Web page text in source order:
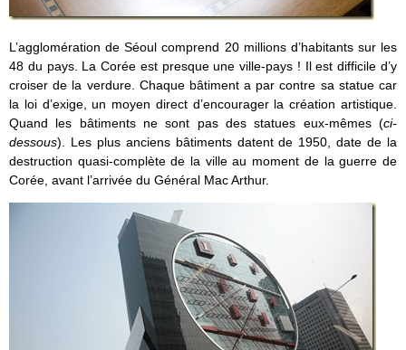
L’agglomération de Séoul comprend 20 millions d’habitants sur les
48 du pays. La Corée est presque une ville-pays ! Il est difficile d’y
croiser de la verdure. Chaque bâtiment a par contre sa statue car
la loi d’exige, un moyen direct d’encourager la création artistique.
Quand les bâtiments ne sont pas des statues eux-mêmes (ci-
dessous). Les plus anciens bâtiments datent de 1950, date de la
destruction quasi-complète de la ville au moment de la guerre de
Corée, avant l’arrivée du Général Mac Arthur.